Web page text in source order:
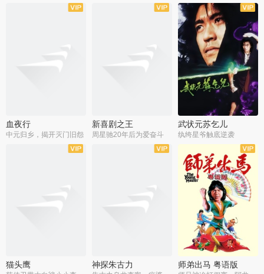
血夜行
中元归乡，揭开灭门旧怨
新喜剧之王
周星驰20年后为爱奋斗
武状元苏乞儿
纨绔星爷触底逆袭
猫头鹰 神探朱古力 师弟出马 粤语版